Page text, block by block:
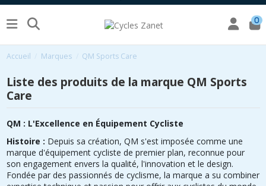
0
Accueil Marques QM Sports Care
Liste des produits de la marque QM Sports
Care
QM : L'Excellence en Équipement Cycliste
Histoire : Depuis sa création, QM s'est imposée comme une
marque d'équipement cycliste de premier plan, reconnue pour
son engagement envers la qualité, l'innovation et le design.
Fondée par des passionnés de cyclisme, la marque a su combiner